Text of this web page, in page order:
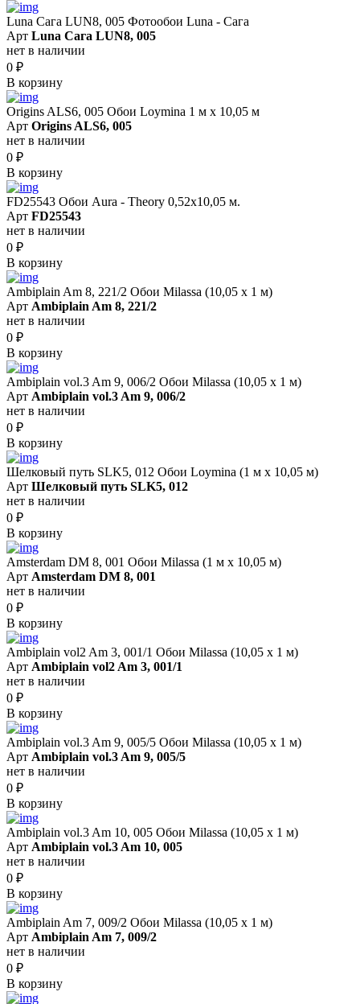
Luna Сага LUN8, 005 Фотообои Luna - Сага
Арт Luna Сага LUN8, 005
нет в наличии
0 ₽
В корзину
Origins ALS6, 005 Обои Loymina 1 м х 10,05 м
Арт Origins ALS6, 005
нет в наличии
0 ₽
В корзину
FD25543 Обои Aura - Theory 0,52x10,05 м.
Арт FD25543
нет в наличии
0 ₽
В корзину
Ambiplain Am 8, 221/2 Обои Milassa (10,05 х 1 м)
Арт Ambiplain Am 8, 221/2
нет в наличии
0 ₽
В корзину
Ambiplain vol.3 Am 9, 006/2 Обои Milassa (10,05 х 1 м)
Арт Ambiplain vol.3 Am 9, 006/2
нет в наличии
0 ₽
В корзину
Шелковый путь SLK5, 012 Обои Loymina (1 м х 10,05 м)
Арт Шелковый путь SLK5, 012
нет в наличии
0 ₽
В корзину
Amsterdam DM 8, 001 Обои Milassa (1 м х 10,05 м)
Арт Amsterdam DM 8, 001
нет в наличии
0 ₽
В корзину
Ambiplain vol2 Am 3, 001/1 Обои Milassa (10,05 х 1 м)
Арт Ambiplain vol2 Am 3, 001/1
нет в наличии
0 ₽
В корзину
Ambiplain vol.3 Am 9, 005/5 Обои Milassa (10,05 х 1 м)
Арт Ambiplain vol.3 Am 9, 005/5
нет в наличии
0 ₽
В корзину
Ambiplain vol.3 Am 10, 005 Обои Milassa (10,05 х 1 м)
Арт Ambiplain vol.3 Am 10, 005
нет в наличии
0 ₽
В корзину
Ambiplain Am 7, 009/2 Обои Milassa (10,05 х 1 м)
Арт Ambiplain Am 7, 009/2
нет в наличии
0 ₽
В корзину